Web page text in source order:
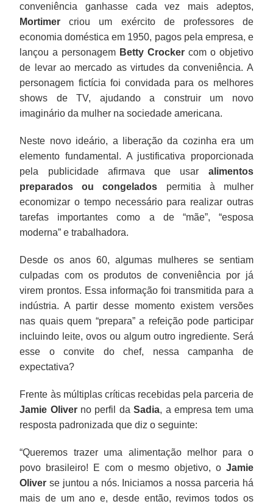
conveniência ganhasse cada vez mais adeptos,
Mortimer criou um exército de professores de
economia doméstica em 1950, pagos pela empresa, e
lançou a personagem Betty Crockercom o objetivo
de levar ao mercado as virtudes da conveniência. A
personagem fictícia foi convidada para os melhores
shows de TV, ajudando a construir um novo
imaginário da mulher na sociedade americana.
Neste novo ideário, a liberação da cozinha era um
elemento fundamental. A justificativa proporcionada
pela publicidade afirmava que usar alimentos
preparados ou congelados permitia à mulher
economizar o tempo necessário para realizar outras
tarefas importantes como a de “mãe”, “esposa
moderna” e trabalhadora.
Desde os anos 60, algumas mulheres se sentiam
culpadas com os produtos de conveniência por já
virem prontos. Essa informação foi transmitida para a
indústria. A partir desse momento existem versões
nas quais quem “prepara” a refeição pode participar
incluindo leite, ovos ou algum outro ingrediente. Será
esse o convite do chef, nessa campanha de
expectativa?
Frente às múltiplas críticas recebidas pela parceria de
Jamie Oliverno perfil daSadia, a empresa tem uma
resposta padronizada que diz o seguinte:
“Queremos trazer uma alimentação melhor para o
povo brasileiro! E com o mesmo objetivo, o Jamie
Oliver se juntou a nós. Iniciamos a nossa parceria há
mais de um ano e, desde então, revimos todos os